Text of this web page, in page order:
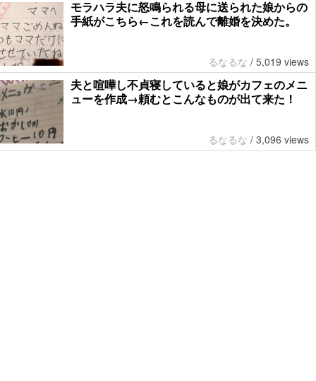
モラハラ夫に怒鳴られる母に送られた娘からの
手紙がこちら←これを読んで離婚を決めた。
るなるな / 5,019 views
夫と喧嘩し不貞寝していると娘がカフェのメニ
ューを作成→頼むとこんなものが出て来た！
るなるな / 3,096 views